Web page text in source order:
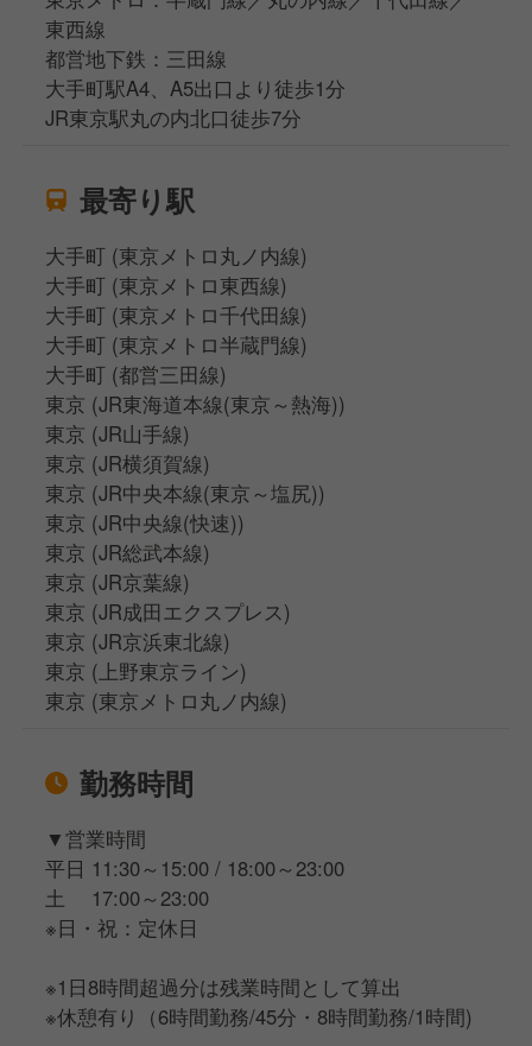
東西線
都営地下鉄：三田線
大手町駅A4、A5出口より徒歩1分
JR東京駅丸の内北口徒歩7分
最寄り駅
大手町 (東京メトロ丸ノ内線)
大手町 (東京メトロ東西線)
大手町 (東京メトロ千代田線)
大手町 (東京メトロ半蔵門線)
大手町 (都営三田線)
東京 (JR東海道本線(東京～熱海))
東京 (JR山手線)
東京 (JR横須賀線)
東京 (JR中央本線(東京～塩尻))
東京 (JR中央線(快速))
東京 (JR総武本線)
東京 (JR京葉線)
東京 (JR成田エクスプレス)
東京 (JR京浜東北線)
東京 (上野東京ライン)
東京 (東京メトロ丸ノ内線)
勤務時間
▼営業時間
平日 11:30～15:00 / 18:00～23:00
土 17:00～23:00
※日・祝：定休日
※1日8時間超過分は残業時間として算出
※休憩有り（6時間勤務/45分・8時間勤務/1時間)